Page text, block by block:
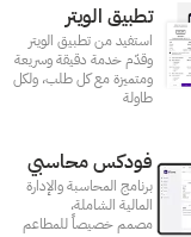
تطبيق الويتر
استفيد من تطبيق الويتر
وقدّم خدمة دقيقة وسريعة
ومتميزة مع كل طلب، ولكل
طاولة
فودكس محاسبي
برنامج المحاسبة والإدارة
المالية الشاملة،
مصمم خصيصاً للمطاعم